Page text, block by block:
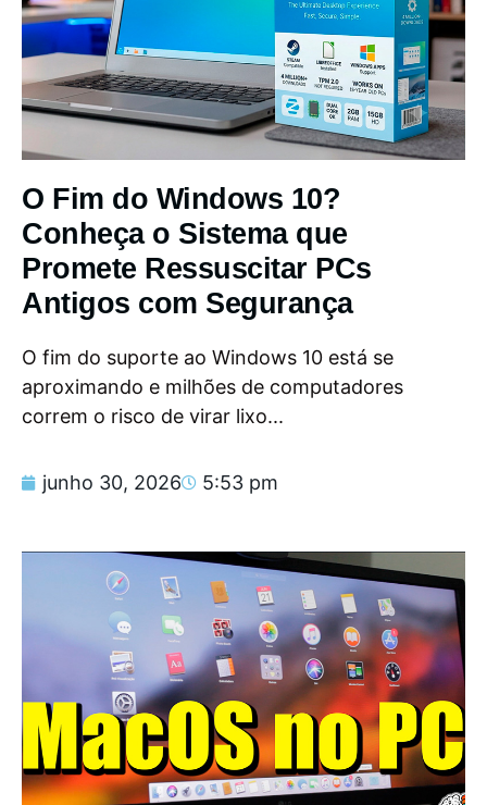
O Fim do Windows 10?
Conheça o Sistema que
Promete Ressuscitar PCs
Antigos com Segurança
O fim do suporte ao Windows 10 está se
aproximando e milhões de computadores
correm o risco de virar lixo...
junho 30, 2026 5:53 pm